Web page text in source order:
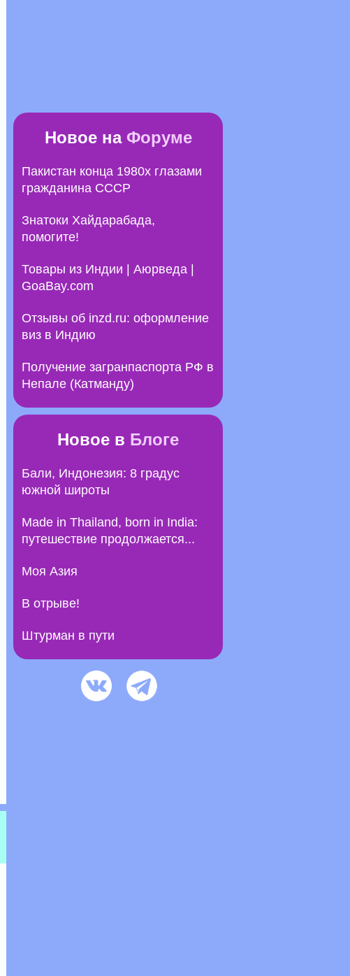
Новое на Форуме
Пакистан конца 1980х глазами
гражданина СССР
Знатоки Хайдарабада,
помогите!
Товары из Индии | Аюрведа |
GoaBay.com
Отзывы об inzd.ru: оформление
виз в Индию
Получение загранпаспорта РФ в
Непале (Катманду)
Новое в Блоге
Бали, Индонезия: 8 градус
южной широты
Made in Thailand, born in India:
путешествие продолжается...
Моя Азия
В отрыве!
Штурман в пути